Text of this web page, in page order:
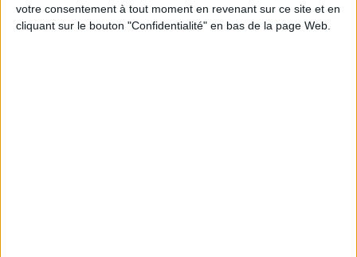
votre consentement à tout moment en revenant sur ce site et en
cliquant sur le bouton "Confidentialité" en bas de la page Web.